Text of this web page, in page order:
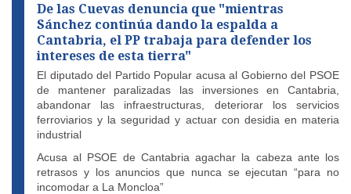
De las Cuevas denuncia que "mientras
Sánchez continúa dando la espalda a
Cantabria, el PP trabaja para defender los
intereses de esta tierra"
El diputado del Partido Popular acusa al Gobierno del PSOE
de mantener paralizadas las inversiones en Cantabria,
abandonar las infraestructuras, deteriorar los servicios
ferroviarios y la seguridad y actuar con desidia en materia
industrial
Acusa al PSOE de Cantabria agachar la cabeza ante los
retrasos y los anuncios que nunca se ejecutan “para no
incomodar a La Moncloa”